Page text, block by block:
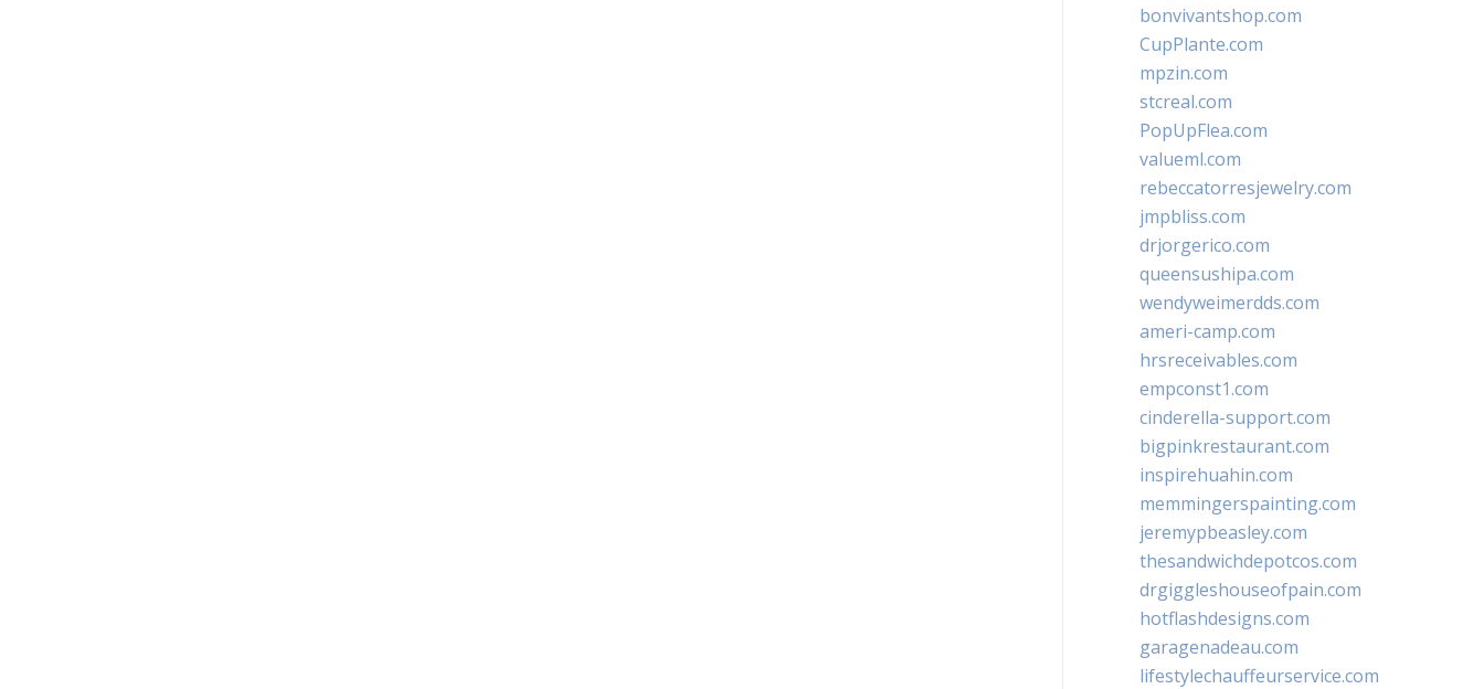
bonvivantshop.com
CupPlante.com
mpzin.com
stcreal.com
PopUpFlea.com
valueml.com
rebeccatorresjewelry.com
jmpbliss.com
drjorgerico.com
queensushipa.com
wendyweimerdds.com
ameri-camp.com
hrsreceivables.com
empconst1.com
cinderella-support.com
bigpinkrestaurant.com
inspirehuahin.com
memmingerspainting.com
jeremypbeasley.com
thesandwichdepotcos.com
drgiggleshouseofpain.com
hotflashdesigns.com
garagenadeau.com
lifestylechauffeurservice.com